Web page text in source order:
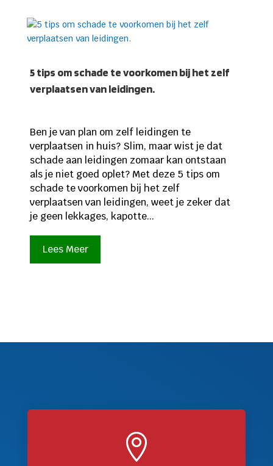
5 tips om schade te voorkomen bij het zelf
verplaatsen van leidingen.
Ben je van plan om zelf leidingen te
verplaatsen in huis? Slim, maar wist je dat
schade aan leidingen zomaar kan ontstaan
als je niet goed oplet? Met deze 5 tips om
schade te voorkomen bij het zelf
verplaatsen van leidingen, weet je zeker dat
je geen lekkages, kapotte...
Lees Meer
